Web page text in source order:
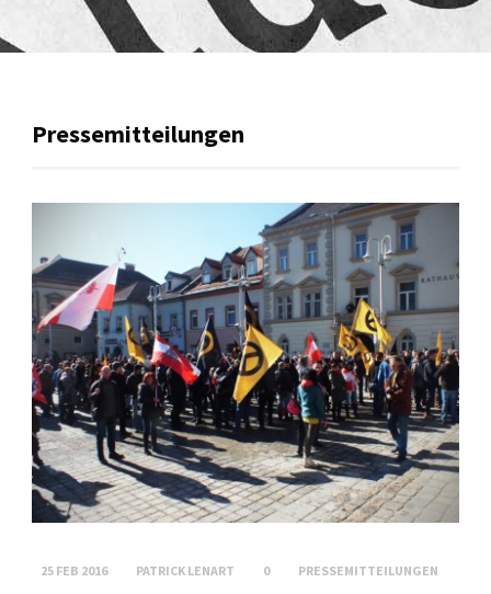
Pressemitteilungen
25 FEB 2016 PATRICK LENART 0 PRESSEMITTEILUNGEN